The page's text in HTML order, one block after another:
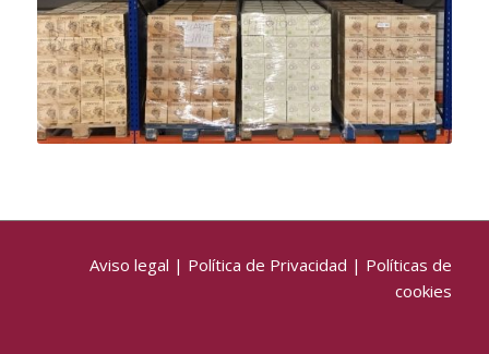
Aviso legal | Política de Privacidad | Políticas de
cookies